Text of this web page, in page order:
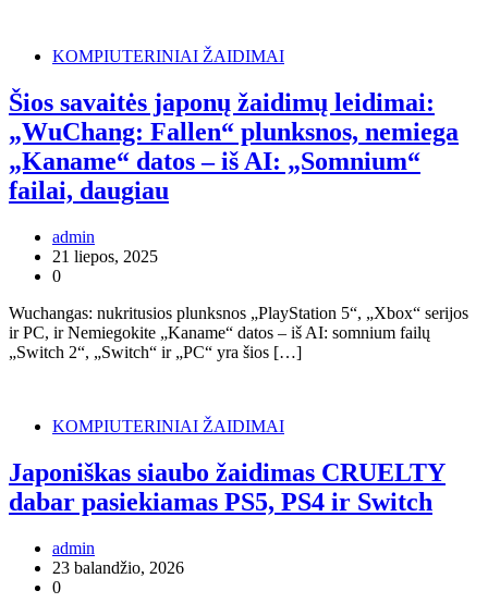
KOMPIUTERINIAI ŽAIDIMAI
Šios savaitės japonų žaidimų leidimai:
„WuChang: Fallen“ plunksnos, nemiega
„Kaname“ datos – iš AI: „Somnium“
failai, daugiau
admin
21 liepos, 2025
0
Wuchangas: nukritusios plunksnos „PlayStation 5“, „Xbox“ serijos
ir PC, ir Nemiegokite „Kaname“ datos – iš AI: somnium failų
„Switch 2“, „Switch“ ir „PC“ yra šios […]
KOMPIUTERINIAI ŽAIDIMAI
Japoniškas siaubo žaidimas CRUELTY
dabar pasiekiamas PS5, PS4 ir Switch
admin
23 balandžio, 2026
0